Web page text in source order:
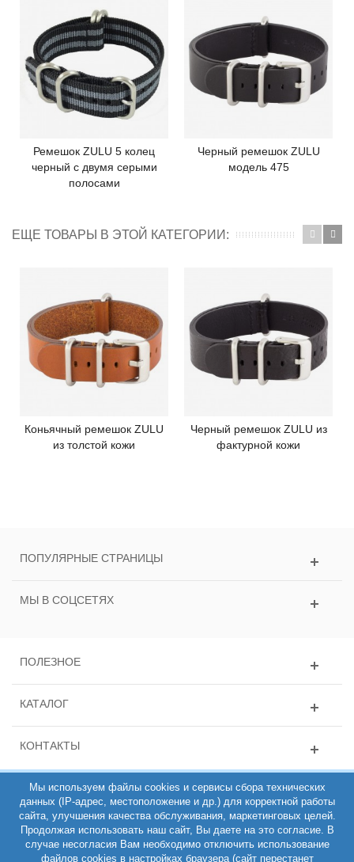
Ремешок ZULU 5 колец
черный с двумя серыми
полосами
Черный ремешок ZULU
модель 475
ЕЩЕ ТОВАРЫ В ЭТОЙ КАТЕГОРИИ:
Коньячный ремешок ZULU
из толстой кожи
Черный ремешок ZULU из
фактурной кожи
ПОПУЛЯРНЫЕ СТРАНИЦЫ
МЫ В СОЦСЕТЯХ
ПОЛЕЗНОЕ
КАТАЛОГ
КОНТАКТЫ
Мы используем файлы cookies и сервисы сбора технических
данных (IP-адрес, местоположение и др.) для корректной работы
сайта, улучшения качества обслуживания, маркетинговых целей.
Продолжая использовать наш сайт, Вы даете на это согласие. В
случае несогласия Вам необходимо отключить использование
файлов cookies в настройках браузера (сайт перестанет